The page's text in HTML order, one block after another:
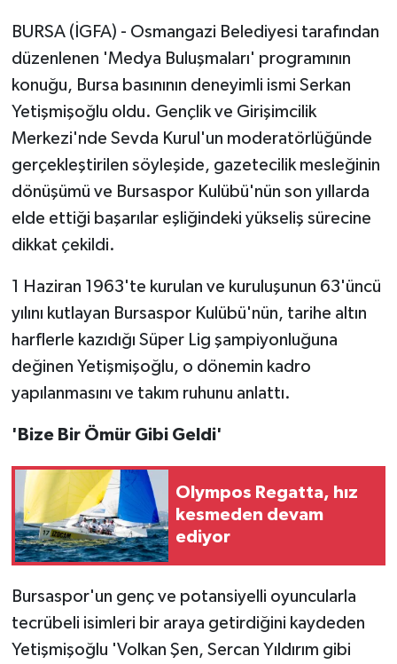
BURSA (İGFA) - Osmangazi Belediyesi tarafından
düzenlenen 'Medya Buluşmaları' programının
konuğu, Bursa basınının deneyimli ismi Serkan
Yetişmişoğlu oldu. Gençlik ve Girişimcilik
Merkezi'nde Sevda Kurul'un moderatörlüğünde
gerçekleştirilen söyleşide, gazetecilik mesleğinin
dönüşümü ve Bursaspor Kulübü'nün son yıllarda
elde ettiği başarılar eşliğindeki yükseliş sürecine
dikkat çekildi.
1 Haziran 1963'te kurulan ve kuruluşunun 63'üncü
yılını kutlayan Bursaspor Kulübü'nün, tarihe altın
harflerle kazıdığı Süper Lig şampiyonluğuna
değinen Yetişmişoğlu, o dönemin kadro
yapılanmasını ve takım ruhunu anlattı.
'Bize Bir Ömür Gibi Geldi'
Olympos Regatta, hız
kesmeden devam
ediyor
Bursaspor'un genç ve potansiyelli oyuncularla
tecrübeli isimleri bir araya getirdiğini kaydeden
Yetişmişoğlu 'Volkan Şen, Sercan Yıldırım gibi